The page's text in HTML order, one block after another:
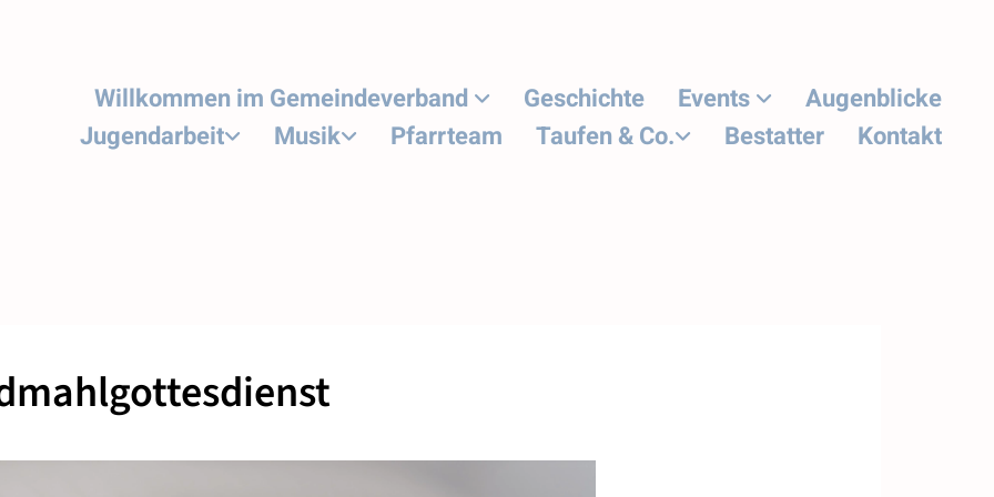
Willkommen im Gemeindeverband Geschichte Events
Augenblicke
Jugendarbeit
Musik Pfarrteam Taufen & Co. Bestatter Kontakt